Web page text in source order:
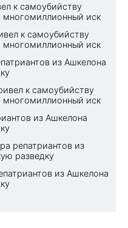
к самоубийству
многомиллионный иск
к самоубийству
многомиллионный иск
из Ашкелона
к самоубийству
многомиллионный иск
из Ашкелона
репатриантов из
разведку
из Ашкелона